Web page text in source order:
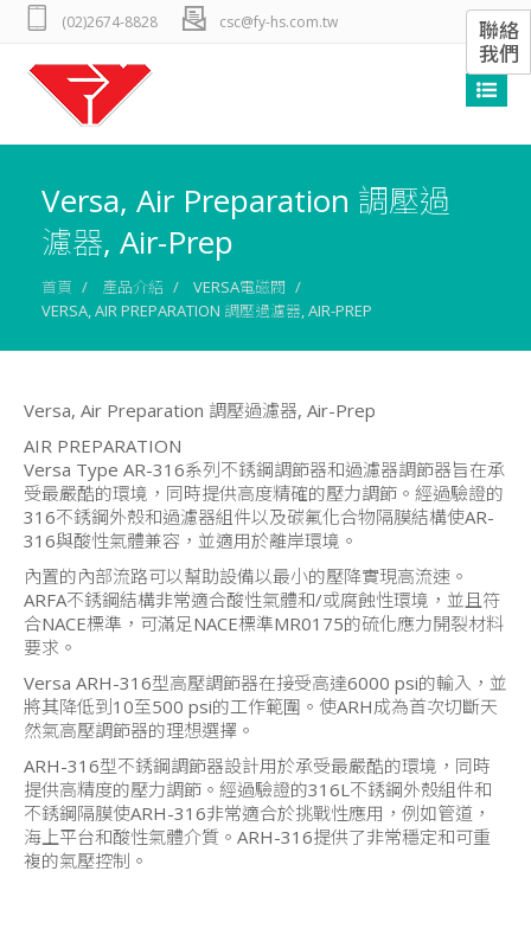
聯絡
我們
(02)2674-8828 csc@fy-hs.com.tw
Versa, Air Preparation 調壓過
濾器, Air-Prep
首頁 產品介紹
VERSA電磁閥
VERSA, AIR PREPARATION 調壓過濾器, AIR-PREP
Versa, Air Preparation 調壓過濾器, Air-Prep
AIR PREPARATION
Versa Type AR-316系列不銹鋼調節器和過濾器調節器旨在承
受最嚴酷的環境，同時提供高度精確的壓力調節。經過驗證的
316不銹鋼外殼和過濾器組件以及碳氟化合物隔膜結構使AR-
316與酸性氣體兼容，並適用於離岸環境。
內置的內部流路可以幫助設備以最小的壓降實現高流速。
ARFA不銹鋼結構非常適合酸性氣體和/或腐蝕性環境，並且符
合NACE標準，可滿足NACE標準MR0175的硫化應力開裂材料
要求。
Versa ARH-316型高壓調節器在接受高達6000 psi的輸入，並
將其降低到10至500 psi的工作範圍。使ARH成為首次切斷天
然氣高壓調節器的理想選擇。
ARH-316型不銹鋼調節器設計用於承受最嚴酷的環境，同時
提供高精度的壓力調節。經過驗證的316L不銹鋼外殼組件和
不銹鋼隔膜使ARH-316非常適合於挑戰性應用，例如管道，
海上平台和酸性氣體介質。ARH-316提供了非常穩定和可重
複的氣壓控制。